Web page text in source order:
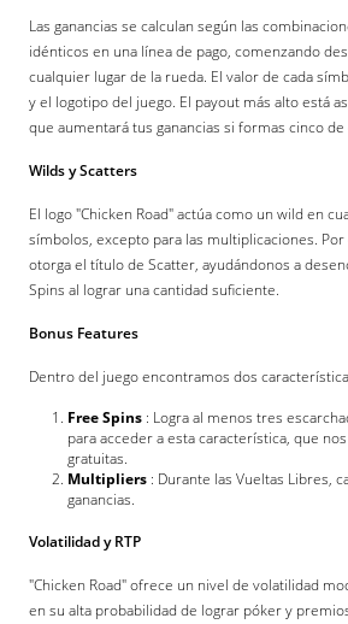
Las ganancias se calculan según las
idénticos en una línea de pago, comenzando
cualquier lugar de la rueda. El valor de cada
y el logotipo del juego. El payout más alto está
que aumentará tus ganancias si formas cinco de
Wilds y Scatters
El logo "Chicken Road" actúa como un wild en
símbolos, excepto para las multiplicaciones.
otorga el título de Scatter, ayudándonos a
Spins al lograr una cantidad suficiente.
Bonus Features
Dentro del juego encontramos dos
Free Spins : Logra al menos tres
para acceder a esta característica, que
gratuitas.
Multipliers : Durante las Vueltas Libres,
ganancias.
Volatilidad y RTP
"Chicken Road" ofrece un nivel de volatilidad
en su alta probabilidad de lograr póker y